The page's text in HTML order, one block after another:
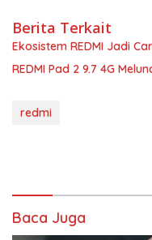
Berita Terkait
Ekosistem REDMI Jadi
REDMI Pad 2 9.7 4G
redmi
Baca Juga